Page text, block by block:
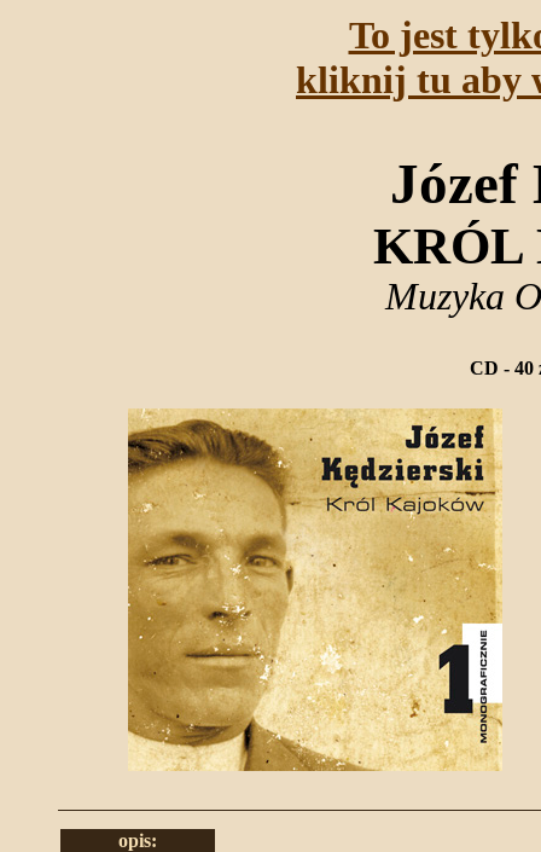
To jest
kliknij tu aby
Józef
KRÓL
Muzyka
CD - 40
opis: